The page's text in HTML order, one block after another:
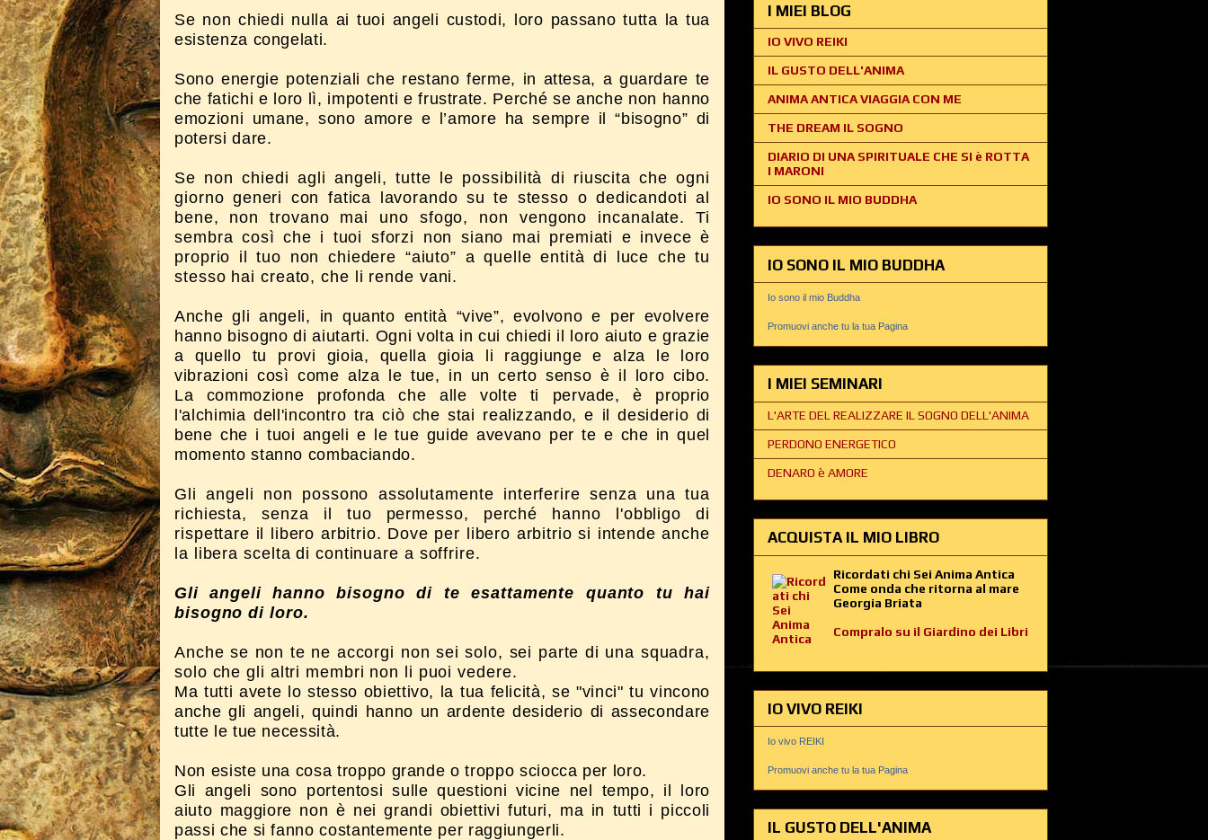
Se non chiedi nulla ai tuoi angeli custodi, loro passano tutta la tua
esistenza congelati.
Sono energie potenziali che restano ferme, in attesa, a guardare te
che fatichi e loro lì, impotenti e frustrate. Perché se anche non hanno
emozioni umane, sono amore e l’amore ha sempre il “bisogno” di
potersi dare.
Se non chiedi agli angeli, tutte le possibilità di riuscita che ogni
giorno generi con fatica
lavorando su te stesso o dedicandoti al
bene, non trovano mai uno sfogo, non vengono incanalate. Ti
sembra così che i tuoi sforzi non siano mai premiati e invece è
proprio il tuo non chiedere “aiuto” a quelle entità di luce che tu
stesso hai creato, che li rende vani.
Anche gli angeli, in quanto entità “vive”, evolvono e per evolvere
hanno bisogno di aiutarti. Ogni volta in cui chiedi il loro aiuto e grazie
a quello tu provi gioia, quella gioia li raggiunge e alza le loro
vibrazioni così come alza le tue, in un certo senso è il loro cibo.
La commozione profonda che alle volte ti pervade, è proprio
l'alchimia dell'incontro tra ciò che stai realizzando, e il desiderio di
bene che i tuoi angeli e le tue guide avevano per te e che in quel
momento stanno combaciando.
Gli angeli non possono assolutamente interferire senza una tua
richiesta, senza il tuo permesso, perché hanno l'obbligo di
rispettare il libero arbitrio. Dove per libero arbitrio si intende anche
la libera scelta di continuare a soffrire.
Gli angeli hanno bisogno di te esattamente quanto tu hai
bisogno di loro.
Anche se non te ne accorgi non sei solo, sei parte di una squadra,
solo che gli altri membri non li puoi vedere.
Ma tutti avete lo stesso obiettivo, la tua felicità, se "vinci" tu vincono
anche gli angeli, quindi hanno un ardente desiderio di assecondare
tutte le tue necessità.
Non esiste una cosa troppo grande o troppo sciocca per loro.
Gli angeli sono portentosi sulle questioni vicine nel tempo, il loro
aiuto maggiore non è nei grandi obiettivi futuri, ma in tutti i piccoli
passi che si fanno costantemente per raggiungerli.
I MIEI BLOG
IO VIVO REIKI
IL GUSTO DELL'ANIMA
ANIMA ANTICA VIAGGIA CON ME
THE DREAM IL SOGNO
DIARIO DI UNA SPIRITUALE CHE SI è ROTTA
I MARONI
IO SONO IL MIO BUDDHA
IO SONO IL MIO BUDDHA
Io sono il mio Buddha
Promuovi anche tu la tua Pagina
I MIEI SEMINARI
L'ARTE DEL REALIZZARE IL SOGNO DELL'ANIMA
PERDONO ENERGETICO
DENARO è AMORE
ACQUISTA IL MIO LIBRO
Ricordati chi Sei Anima Antica
Come onda che ritorna al mare
Georgia Briata
Compralo su il Giardino dei Libri
IO VIVO REIKI
Io vivo REIKI
Promuovi anche tu la tua Pagina
IL GUSTO DELL'ANIMA